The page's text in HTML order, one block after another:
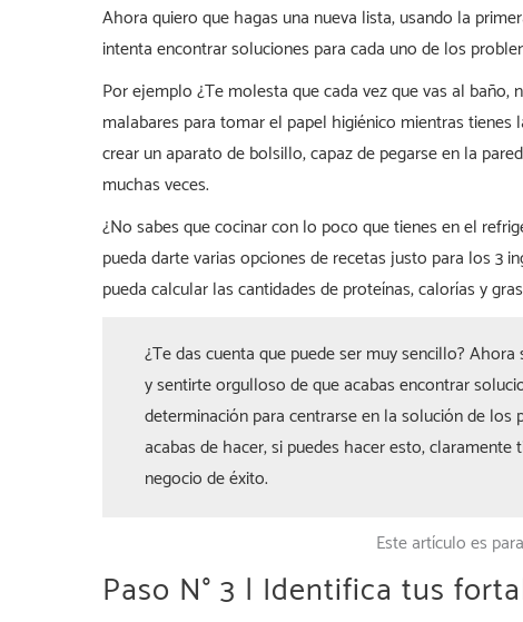
Ahora quiero que hagas una nueva lista, usando la
intenta encontrar soluciones para cada uno de los
Por ejemplo ¿Te molesta que cada vez que vas al
malabares para tomar el papel higiénico mientras
crear un aparato de bolsillo, capaz de pegarse en la
muchas veces.
¿No sabes que cocinar con lo poco que tienes en el
pueda darte varias opciones de recetas justo para los 3
pueda calcular las cantidades de proteínas, calorías y
¿Te das cuenta que puede ser muy sencillo?
y sentirte orgulloso de que acabas encontrar
determinación para centrarse en la solución de
acabas de hacer, si puedes hacer esto,
negocio de éxito.
Este artículo es
Paso N° 3 | Identifica tus